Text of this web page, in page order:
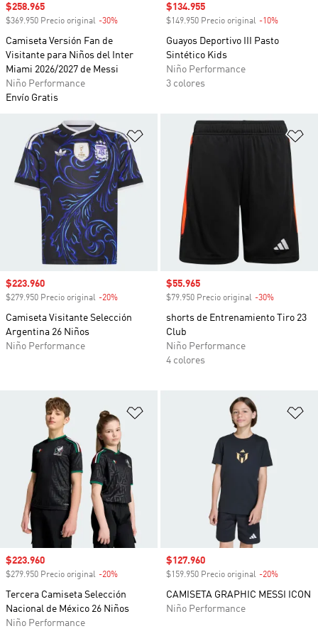
Precio de venta
$258.965
$369.950 Precio original -30%
Camiseta Versión Fan de
Visitante para Niños del Inter
Miami 2026/2027 de Messi
Niño Performance
Envío Gratis
Precio de venta
$134.955
$149.950 Precio original -10%
Guayos Deportivo III Pasto
Sintético Kids
Niño Performance
3 colores
Añadir a la lista de deseos
Precio de venta
$223.960
$279.950 Precio original -20%
Camiseta Visitante Selección
Argentina 26 Niños
Niño Performance
Precio de venta
$55.965
$79.950 Precio original -30%
shorts de Entrenamiento Tiro 23
Club
Niño Performance
4 colores
Añadir a la lista de deseos
Precio de venta
$223.960
$279.950 Precio original -20%
Tercera Camiseta Selección
Nacional de México 26 Niños
Niño Performance
Precio de venta
$127.960
$159.950 Precio original -20%
CAMISETA GRAPHIC MESSI ICON
Niño Performance